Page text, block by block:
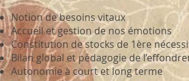
Notion de besoins vitaux
Accueil et gestion de nos émotions
Constitution de stocks de 1ère
Bilan global et pédagogie de
Autonomie à court et long terme